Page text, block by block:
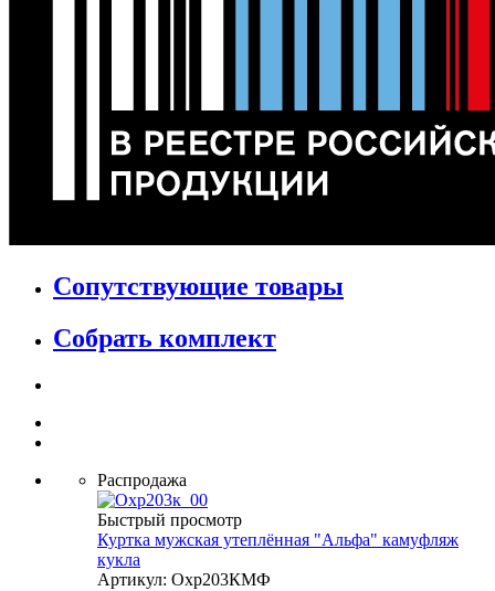
Сопутствующие товары
Собрать комплект
Распродажа
Быстрый просмотр
Куртка мужская утеплённая "Альфа" камуфляж
кукла
Артикул: Охр203КМФ